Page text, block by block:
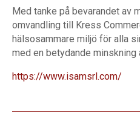
Med tanke på bevarandet av
omvandling till Kress
hälsosammare miljö för alla
med en betydande minskning
https://www.isamsrl.com/